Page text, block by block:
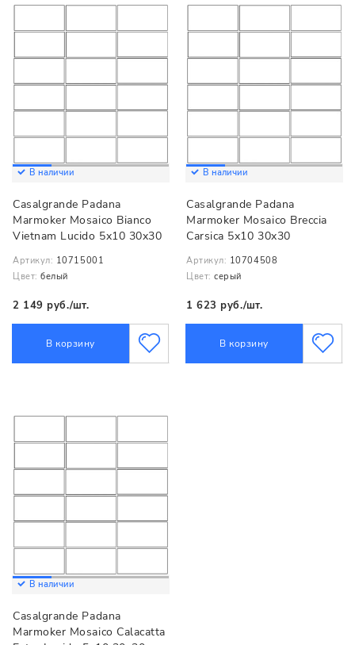
В наличии
Casalgrande Padana
Marmoker Mosaico Bianco
Vietnam Lucido 5x10 30x30
Артикул: 10715001
Цвет: белый
2 149 руб./шт.
В корзину
В наличии
Casalgrande Padana
Marmoker Mosaico Breccia
Carsica 5x10 30x30
Артикул: 10704508
Цвет: серый
1 623 руб./шт.
В корзину
В наличии
Casalgrande Padana
Marmoker Mosaico Calacatta